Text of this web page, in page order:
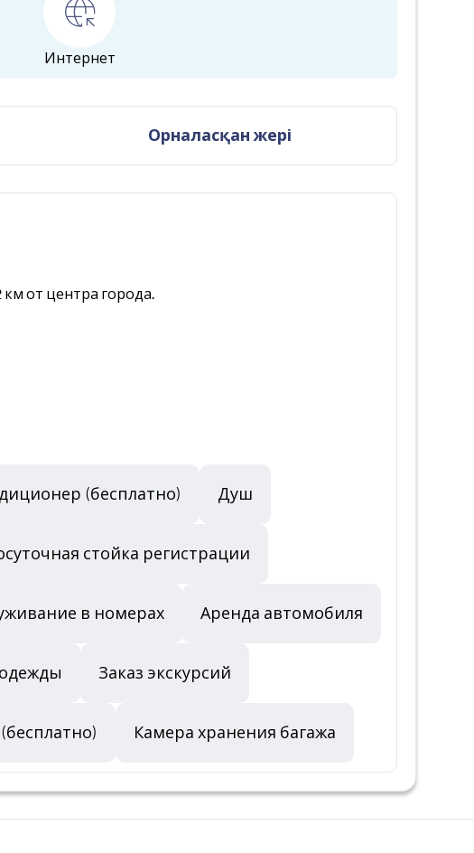
Интернет
Орналасқан жері
от центра города.
(бесплатно) Душ
стойка регистрации
в номерах Аренда автомобиля
Заказ экскурсий
Камера хранения багажа